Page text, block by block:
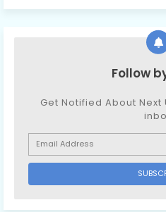
Follow
Get Notified About